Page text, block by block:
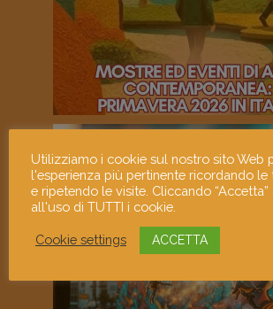
Utilizziamo i cookie sul nostro sito Web
l'esperienza più pertinente ricordando le
e ripetendo le visite. Cliccando “Accetta”
all'uso di TUTTI i cookie.
Cookie settings ACCETTA